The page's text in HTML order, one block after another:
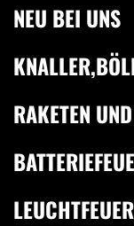
NEU BEI UNS
RAKETEN